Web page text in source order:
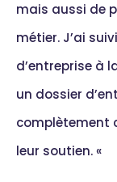
mais aussi de
métier. J’ai
d’entreprise à
un dossier
complètement
leur soutien.«